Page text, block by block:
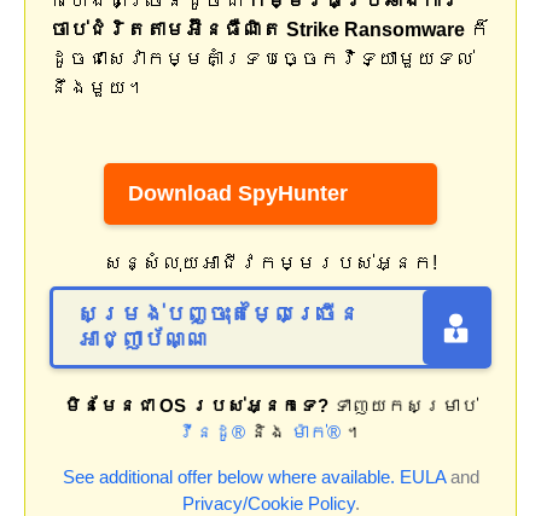
ចាប់​ជំរិត​តាម​អ៊ីនធឺណិត Strike Ransomware ក៏
ដូចជាសេវាកម្មគាំទ្របច្ចេកវិទ្យាមួយទល់
នឹងមួយ។
Download SpyHunter
សន្សំលុយអាជីវកម្មរបស់អ្នក!
សម្រង់បញ្ចុះតម្លៃច្រើន
អាជ្ញាប័ណ្ណ
មិនមែនជា OS របស់អ្នកទេ?ទាញយកសម្រាប់
វីនដូ® និង ម៉ាក់® ។
See additional offer below where available. EULAand
Privacy/Cookie Policy.